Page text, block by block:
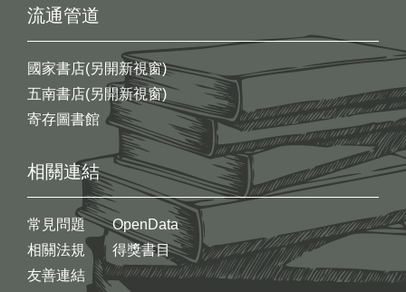
流通管道
國家書店(另開新視窗)
五南書店(另開新視窗)
寄存圖書館
相關連結
常見問題
相關法規
友善連結
OpenData
得獎書目